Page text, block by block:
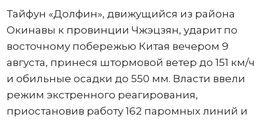
Тайфун «Долфин», движущийся из района
Окинавы к провинции Чжэцзян, ударит по
восточному побережью Китая вечером 9
августа, принеся штормовой ветер до 151 км/ч
и обильные осадки до 550 мм. Власти ввели
режим экстренного реагирования,
приостановив работу 162 паромных линий и